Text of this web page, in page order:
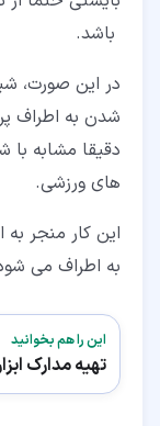
باشد.
در این صورت،
شدن به اطراف
دقیقا مشابه
های ورزشی.
این کار منجر
به اطراف می
این را هم بخوانید
تهیه مدارک